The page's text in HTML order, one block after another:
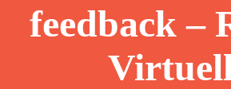
feedback –